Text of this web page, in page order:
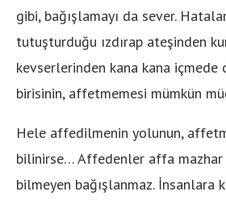
gibi, bağışlamayı da sever.
tutuşturduğu ızdırap ateşinden
kevserlerinden kana kana içmede
birisinin, affetmemesi mümkün
Hele affedilmenin yolunun,
bilinirse… Affedenler affa mazhar
bilmeyen bağışlanmaz. İnsanlara